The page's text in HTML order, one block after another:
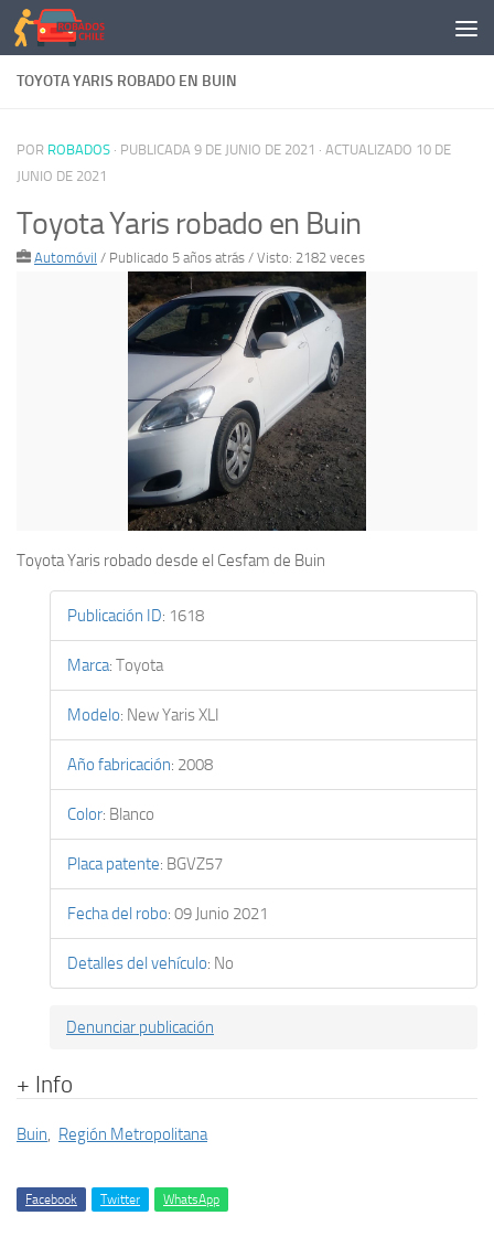
Saltar al contenido
TOYOTA YARIS ROBADO EN BUIN
POR ROBADOS · PUBLICADA 9 DE JUNIO DE 2021 · ACTUALIZADO 10 DE
JUNIO DE 2021
Toyota Yaris robado en Buin
Automóvil / Publicado 5 años atrás / Visto: 2182 veces
Toyota Yaris robado desde el Cesfam de Buin
Publicación ID: 1618
Marca: Toyota
Modelo: New Yaris XLI
Año fabricación: 2008
Color: Blanco
Placa patente: BGVZ57
Fecha del robo: 09 Junio 2021
Detalles del vehículo: No
Denunciar publicación
+ Info
Buin, Región Metropolitana
Facebook Twitter WhatsApp